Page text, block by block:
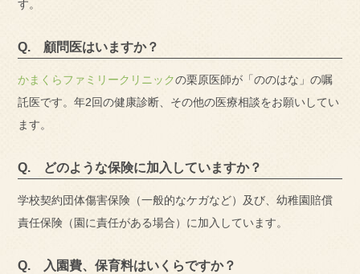
す。
Q. 顧問医はいますか？
かまくらファミリークリニックの栗原医師が「ののはな」の嘱
託医です。年2回の健康診断、その他の医療相談をお願いしてい
ます。
Q. どのような保険に加入していますか？
学校契約団体傷害保険（一般的なケガなど）及び、幼稚園賠償
責任保険（園に責任がある場合）に加入しています。
Q. 入園費、保育料はいくらですか？